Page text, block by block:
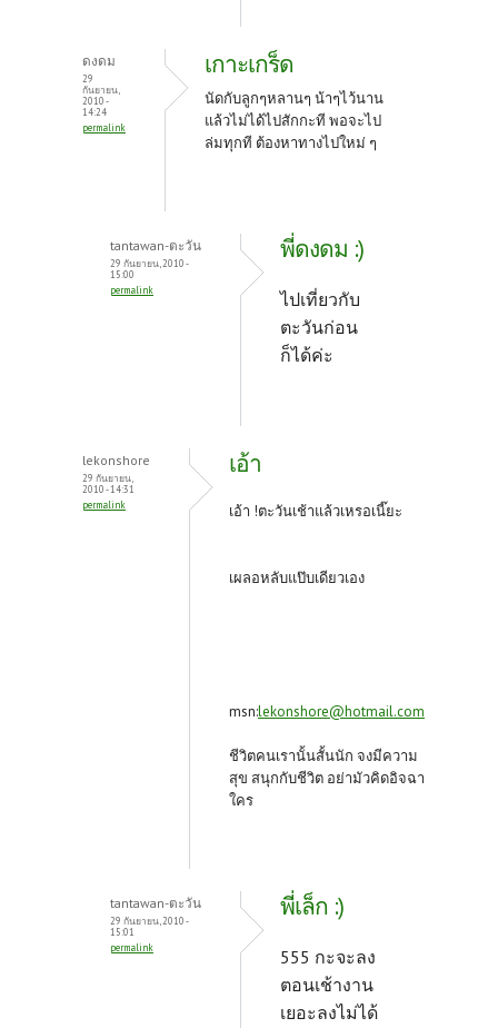
ดงดม
29
กันยายน,
2010 -
14:24
permalink
เกาะเกร็ด
นัดกับลูกๆหลานๆ น้าๆไว้นาน
แล้วไม่ได้ไปสักกะที พอจะไป
ล่มทุกที ต้องหาทางไปใหม่ ๆ
tantawan-ตะวัน
29 กันยายน, 2010 -
15:00
permalink
พี่ดงดม :)
ไปเที่ยวกับ
ตะวันก่อน
ก็ได้ค่ะ
lekonshore
29 กันยายน,
2010 - 14:31
permalink
เอ้า
เอ้า !ตะวันเช้าแล้วเหรอเนี๊ยะ
เผลอหลับแป๊บเดียวเอง
msn:lekonshore@hotmail.com
ชีวิตคนเรานั้นสั้นนัก จงมีความ
สุข สนุกกับชีวิต อย่ามัวคิดอิจฉา
ใคร
tantawan-ตะวัน
29 กันยายน, 2010 -
15:01
permalink
พี่เล็ก :)
555 กะจะลง
ตอนเช้างาน
เยอะลงไม่ได้